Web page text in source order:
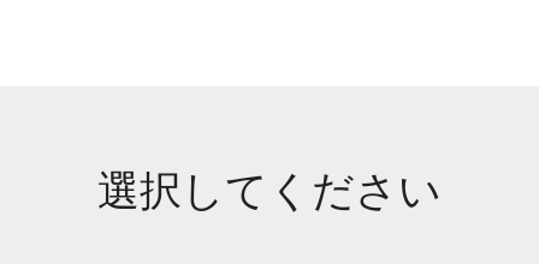
選択してください